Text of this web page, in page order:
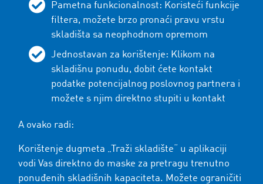
Pametna funkcionalnost: Koristeći funkcije
filtera, možete brzo pronaći pravu vrstu
skladišta sa neophodnom opremom
Jednostavan za korištenje: Klikom na
skladišnu ponudu, dobit ćete kontakt
podatke potencijalnog poslovnog partnera i
možete s njim direktno stupiti u kontakt
A ovako radi:
Korištenje dugmeta „Traži skladište“ u aplikaciji
vodi Vas direktno do maske za pretragu trenutno
ponuđenih skladišnih kapaciteta. Možete ograničiti